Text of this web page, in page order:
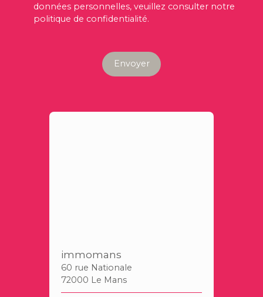
données personnelles, veuillez consulter notre
politique de confidentialité.
Envoyer
immomans
60 rue Nationale
72000 Le Mans